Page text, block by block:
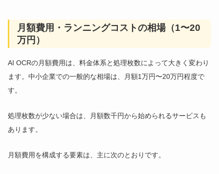
月額費用・ランニングコストの相場（1〜20
万円）
AI OCRの月額費用は、料金体系と処理枚数によって大きく変わり
ます。中小企業での一般的な相場は、月額1万円〜20万円程度で
す。
処理枚数が少ない場合は、月額数千円から始められるサービスも
あります。
月額費用を構成する要素は、主に次のとおりです。